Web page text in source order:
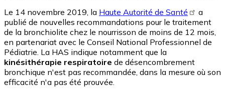
Le 14 novembre 2019, la Haute Autorité de Santé
a
publié de nouvelles recommandations pour le traitement
de la bronchiolite chez le nourrisson de moins de 12 mois,
en partenariat avec le Conseil National Professionnel de
Pédiatrie. La HAS indique notamment que la
kinésithérapie respiratoire de désencombrement
bronchique n'est pas recommandée, dans la mesure où son
efficacité n'a pas été prouvée.